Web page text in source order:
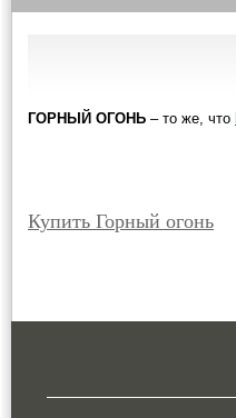
ГОРНЫЙ ОГОНЬ – то же, что
Купить Горный огонь